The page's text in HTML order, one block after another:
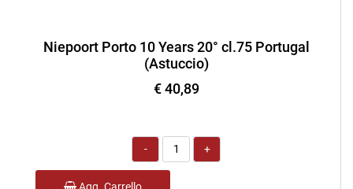
Niepoort Porto 10 Years 20° cl.75 Portugal
(Astuccio)
€ 40,89
Quantità
Agg. Carrello